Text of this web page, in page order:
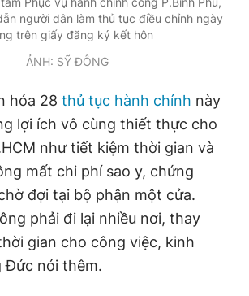
trực: Hải Thành
Lâm Hiếu Dũng
Trần Việt Hưng
Đức Trung
thuộc về Báo Thanh Niên. Cấm sao
thức nếu không có sự chấp thuận bằng văn
Technologies, JSC.
người dân làm thủ tục điều chỉnh ngày
trên giấy đăng ký kết hôn
ẢNH: SỸ ĐÔNG
hóa 28 thủ tục hành chính này
lợi ích vô cùng thiết thực cho
như tiết kiệm thời gian và
mất chi phí sao y, chứng
đợi tại bộ phận một cửa.
phải đi lại nhiều nơi, thay
gian cho công việc, kinh
Đức nói thêm.